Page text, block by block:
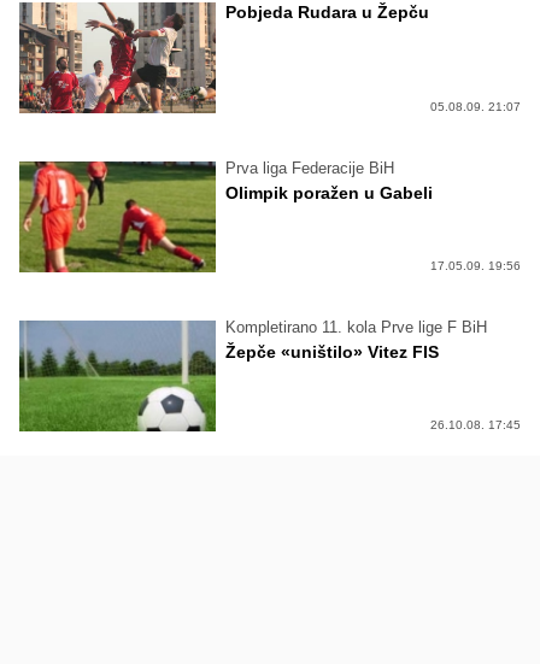
Pobjeda Rudara u Žepču
05.08.09. 21:07
Prva liga Federacije BiH
Olimpik poražen u Gabeli
17.05.09. 19:56
Kompletirano 11. kola Prve lige F BiH
Žepče «uništilo» Vitez FIS
26.10.08. 17:45